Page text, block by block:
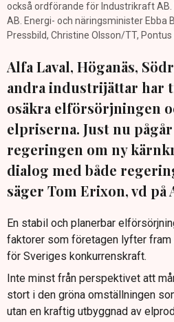
också ordförande för Industrikraft AB.
AB. Energi- och näringsminister Ebba
Pressbild, Christine Olsson/TT,
Alfa Laval, Höganäs,
andra industrijättar har
osäkra elförsörjningen
elpriserna. Just nu
regeringen om ny
dialog med både
säger Tom Erixon, vd på
En stabil och planerbar
faktorer som företagen lyfter
för Sveriges konkurrenskraft.
Inte minst från perspektivet att
stort i den gröna omställningen
utan en kraftig utbyggnad av